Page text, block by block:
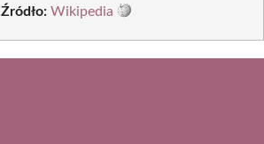
Źródło: Wikipedia